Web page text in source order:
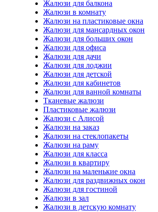
Жалюзи для балкона
Жалюзи в комнату
Жалюзи на пластиковые окна
Жалюзи для мансардных окон
Жалюзи для больших окон
Жалюзи для офиса
Жалюзи для дачи
Жалюзи для лоджии
Жалюзи для детской
Жалюзи для кабинетов
Жалюзи для ванной комнаты
Тканевые жалюзи
Пластиковые жалюзи
Жалюзи с Алисой
Жалюзи на заказ
Жалюзи на стеклопакеты
Жалюзи на раму
Жалюзи для класса
Жалюзи в квартиру
Жалюзи на маленькие окна
Жалюзи для раздвижных окон
Жалюзи для гостиной
Жалюзи в зал
Жалюзи в детскую комнату